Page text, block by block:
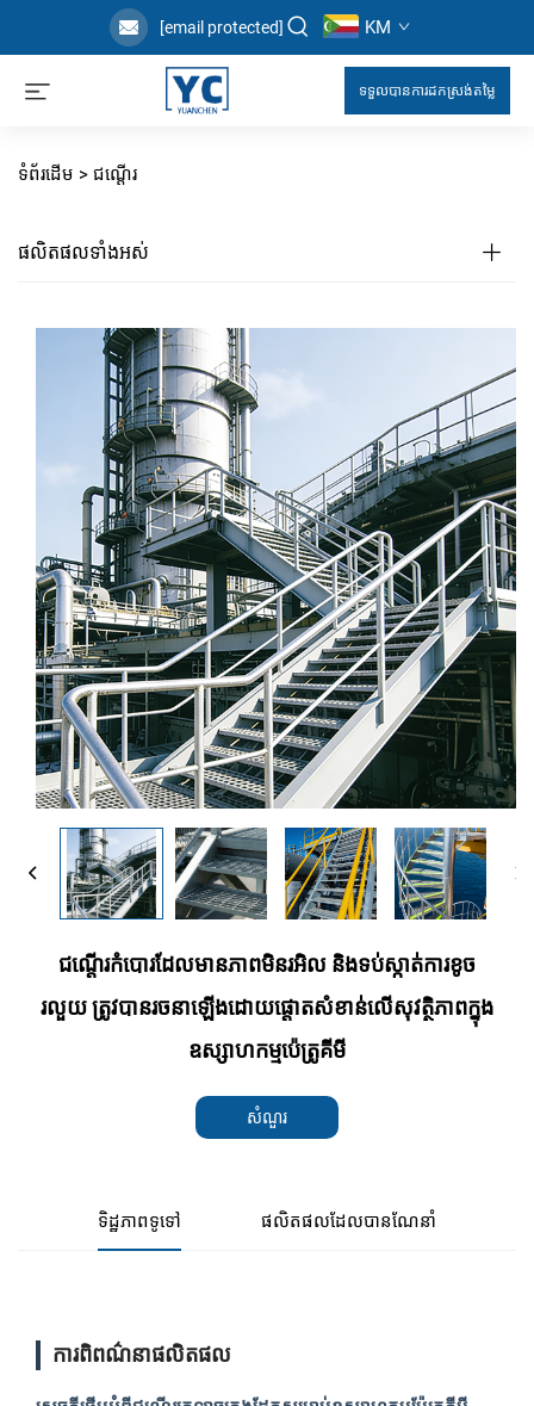
[email protected] KM
ទទួលបានការដកស្រង់តម្លៃ
ទំព័រដើម > ជណ្ដើរ
ផលិតផលទាំងអស់
ជណ្ដើរកំបោរដែលមានភាពមិនរអិល និងទប់ស្កាត់ការខូច
រលួយ ត្រូវបានរចនាឡើងដោយផ្តោតសំខាន់លើសុវត្ថិភាពក្នុង
ឧស្សាហកម្មប៉េត្រូគីមី
សំណួរ
ទិដ្ឋភាពទូទៅ ផលិតផលដែលបានណែនាំ
ការពិពណ៌នាផលិតផល